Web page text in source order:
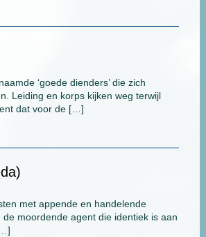
‘goede dienders’ die zich
Leiding en korps kijken weg terwijl
dat voor de […]
met appende en handelende
moordende agent die identiek is aan